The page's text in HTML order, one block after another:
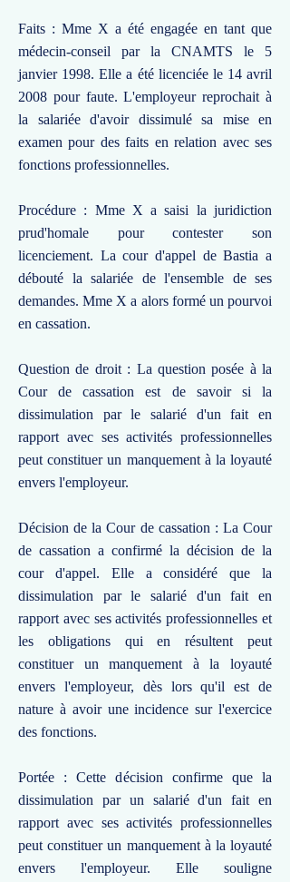
Faits : Mme X a été engagée en tant que
médecin-conseil par la CNAMTS le 5
janvier 1998. Elle a été licenciée le 14 avril
2008 pour faute. L'employeur reprochait à
la salariée d'avoir dissimulé sa mise en
examen pour des faits en relation avec ses
fonctions professionnelles.
Procédure : Mme X a saisi la juridiction
prud'homale pour contester son
licenciement. La cour d'appel de Bastia a
débouté la salariée de l'ensemble de ses
demandes. Mme X a alors formé un pourvoi
en cassation.
Question de droit : La question posée à la
Cour de cassation est de savoir si la
dissimulation par le salarié d'un fait en
rapport avec ses activités professionnelles
peut constituer un manquement à la loyauté
envers l'employeur.
Décision de la Cour de cassation : La Cour
de cassation a confirmé la décision de la
cour d'appel. Elle a considéré que la
dissimulation par le salarié d'un fait en
rapport avec ses activités professionnelles et
les obligations qui en résultent peut
constituer un manquement à la loyauté
envers l'employeur, dès lors qu'il est de
nature à avoir une incidence sur l'exercice
des fonctions.
Portée : Cette décision confirme que la
dissimulation par un salarié d'un fait en
rapport avec ses activités professionnelles
peut constituer un manquement à la loyauté
envers l'employeur. Elle souligne